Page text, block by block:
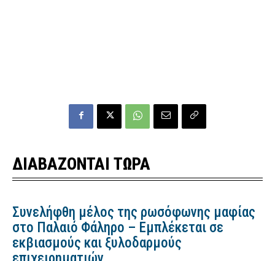
ΔΙΑΒΑΖΟΝΤΑΙ ΤΩΡΑ
Συνελήφθη μέλος της ρωσόφωνης μαφίας
στο Παλαιό Φάληρο – Εμπλέκεται σε
εκβιασμούς και ξυλοδαρμούς